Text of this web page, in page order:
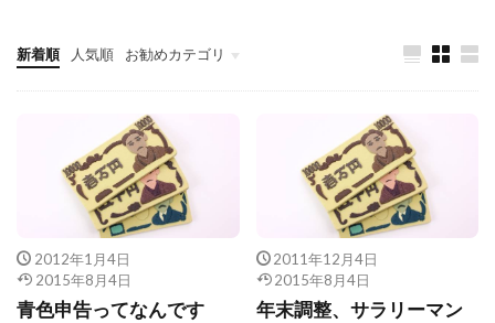
新着順 人気順 お勧めカテゴリ
故障診断整備のススメ
2012年1月4日
2015年8月4日
青色申告ってなんです
2011年12月4日
2015年8月4日
年末調整、サラリーマン